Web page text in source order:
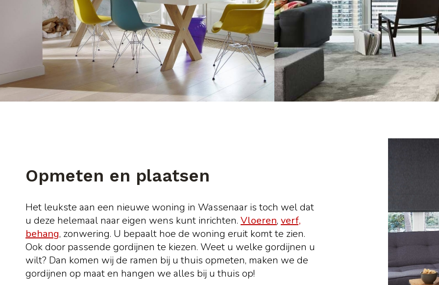
Opmeten en plaatsen
Het leukste aan een nieuwe woning in Wassenaar is toch wel dat
u deze helemaal naar eigen wens kunt inrichten. Vloeren, verf,
behang, zonwering. U bepaalt hoe de woning eruit komt te zien.
Ook door passende gordijnen te kiezen. Weet u welke gordijnen u
wilt? Dan komen wij de ramen bij u thuis opmeten, maken we de
gordijnen op maat en hangen we alles bij u thuis op!